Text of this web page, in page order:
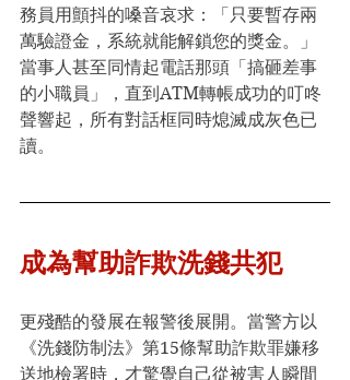
務員用顫抖的嗓音哀求：「只要暫存兩
萬驗證金，系統就能解鎖您的獎金。」
當事人甚至同情起電話那頭「搞砸差事
的小職員」，直到ATM轉帳成功的叮咚
聲響起，所有對話框同時熄滅成灰色已
讀。
成為幫助詐欺洗錢共犯
更殘酷的發展在報警後展開。當警方以
《洗錢防制法》第15條幫助詐欺罪嫌移
送地檢署時，才驚覺自己從被害人瞬間